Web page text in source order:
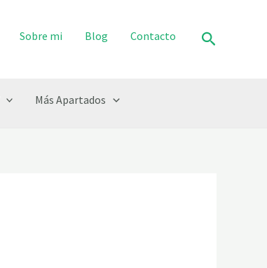
Sobre mi Blog Contacto Buscar
Más Apartados